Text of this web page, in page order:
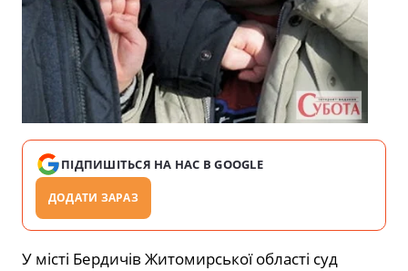
ПІДПИШІТЬСЯ НА НАС В GOOGLE
ДОДАТИ ЗАРАЗ
У місті Бердичів Житомирської області суд